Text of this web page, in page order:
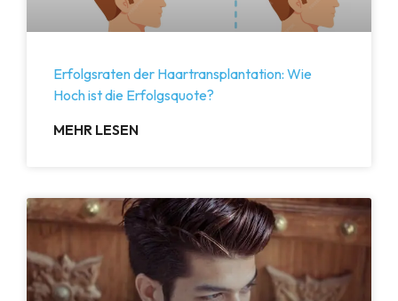
Erfolgsraten der Haartransplantation: Wie
Hoch ist die Erfolgsquote?
MEHR LESEN